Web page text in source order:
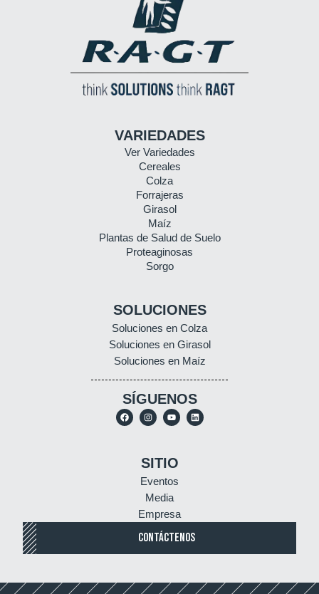
VARIEDADES
Ver Variedades
Cereales
Colza
Forrajeras
Girasol
Maíz
Plantas de Salud de Suelo
Proteaginosas
Sorgo
SOLUCIONES
Soluciones en Colza
Soluciones en Girasol
Soluciones en Maíz
SÍGUENOS
SITIO
Eventos
Media
Empresa
CONTÁCTENOS